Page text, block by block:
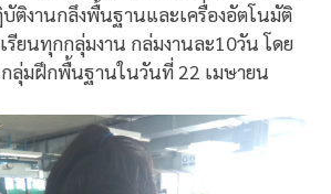
ติงานกลึงพื้นฐานและเครื่องอัตโนมัติ
ยนทุกกลุ่มงาน กล่มงานละ10วัน โดย
ลุ่มฝึกพื้นฐานในวันที่ 22 เมษายน